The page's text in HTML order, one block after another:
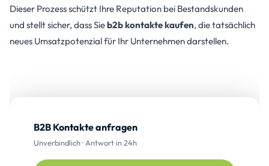
Dieser Prozess schützt Ihre Reputation bei Bestandskunden
und stellt sicher, dass Sieb2b kontakte kaufen, die tatsächlich
neues Umsatzpotenzial für Ihr Unternehmen darstellen.
B2B Kontakte anfragen
Unverbindlich · Antwort in 24h